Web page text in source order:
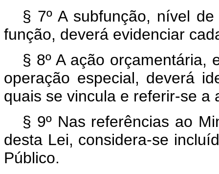
§ 7º A subfunção, nível
função, deverá evidenciar
§ 8º A ação orçamentária,
operação especial, deverá
quais se vincula e referir-se a
§ 9º Nas referências ao
desta Lei, considera-se
Público.